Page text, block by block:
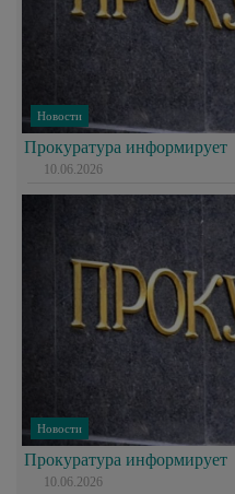
Новости
Прокуратура информирует
10.06.2026
Новости
Прокуратура информирует
10.06.2026